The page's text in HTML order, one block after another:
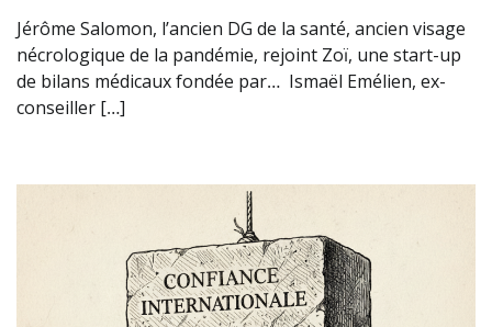
Jérôme Salomon, l’ancien DG de la santé, ancien visage
nécrologique de la pandémie, rejoint Zoï, une start-up
de bilans médicaux fondée par… Ismaël Emélien, ex-
conseiller […]